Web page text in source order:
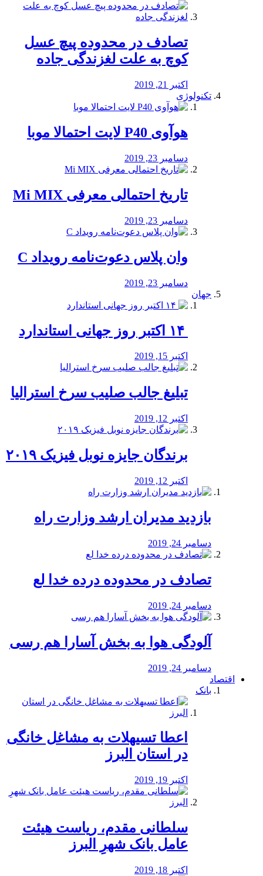
تصادف در محدوده پیچ عسل
کوچ به علت لغزندگی جاده
اکتبر 21, 2019
تکنولوژی
هوآوی P40 لایت احتمالا موبا
دسامبر 23, 2019
تاریخ احتمالی معرفی Mi MIX
دسامبر 23, 2019
وان پلاس دعوت‌نامه رویداد C
دسامبر 23, 2019
جهان
اکتبر 15, 2019
تبلیغ جالب صلیب سرخ استرالیا
اکتبر 12, 2019
برندگان جایزه نوبل فیزیک ۲۰۱۹
اکتبر 12, 2019
بازدید مدیران ارشد وزارت راه
دسامبر 24, 2019
تصادف در محدوده درده خدا لع
دسامبر 24, 2019
آلودگی هوا به بخش آسارا هم رسی
دسامبر 24, 2019
اقتصاد
بانک
️اعطا تسیهلات به مشاغل خانگی
در استان البرز
اکتبر 19, 2019
سلطانی مقدم، ریاست هیئت
عامل بانک شهرِ البرز
اکتبر 18, 2019